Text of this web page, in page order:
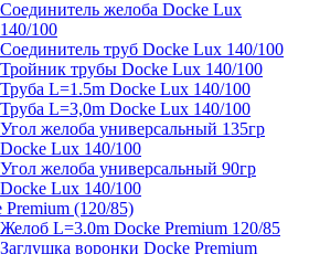
Соединитель желоба Docke Lux
140/100
Соединитель труб Docke Lux 140/100
Тройник трубы Docke Lux 140/100
Труба L=1.5m Docke Lux 140/100
Труба L=3,0m Docke Lux 140/100
Угол желоба универсальный 135гр
Docke Lux 140/100
Угол желоба универсальный 90гр
Docke Lux 140/100
Premium (120/85)
Желоб L=3.0m Docke Premium 120/85
Заглушка воронки Docke Premium